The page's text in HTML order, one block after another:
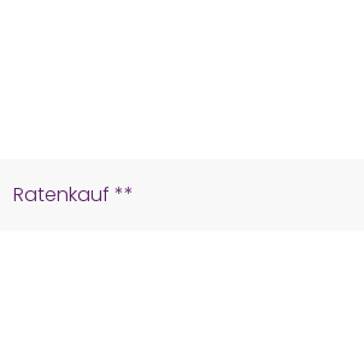
Ratenkauf **